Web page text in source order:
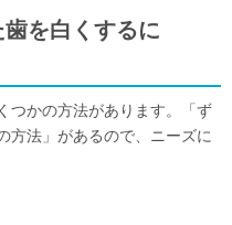
を白くするに
つかの方法があります。「ず
方法」があるので、ニーズに